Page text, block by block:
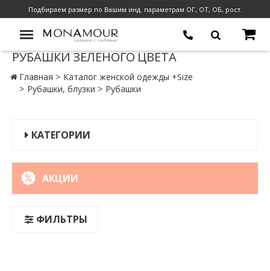
Подбираем размер по Вашим инд. параметрам ОГ, ОТ, ОБ, рост.
РУБАШКИ ЗЕЛЕНОГО ЦВЕТА
Главная
Каталог женской одежды +Size
Рубашки, блузки
Рубашки
КАТЕГОРИИ
АКЦИИ
ФИЛЬТРЫ